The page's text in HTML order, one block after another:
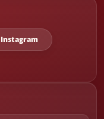
Instagram